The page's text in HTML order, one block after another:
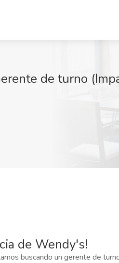
de turno
de Wendy's!
buscando un gerente de